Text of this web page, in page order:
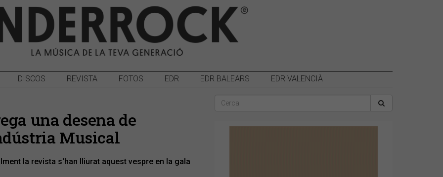
DISCOS REVISTA FOTOS EDR EDR BALEARS EDR VALENCIÀ
una desena de
Musical
la revista s'han lliurat aquest vespre en la gala